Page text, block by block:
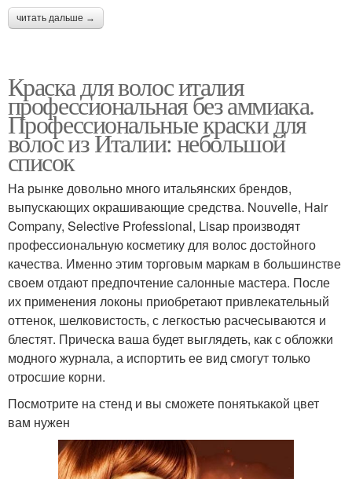
читать дальше →
Краска для волос италия
профессиональная без аммиака.
Профессиональные краски для
волос из Италии: небольшой
список
На рынке довольно много итальянских брендов,
выпускающих окрашивающие средства. Nouvelle, Hair
Company, Selective Professional, Lisap производят
профессиональную косметику для волос достойного
качества. Именно этим торговым маркам в большинстве
своем отдают предпочтение салонные мастера. После
их применения локоны приобретают привлекательный
оттенок, шелковистость, с легкостью расчесываются и
блестят. Прическа ваша будет выглядеть, как с обложки
модного журнала, а испортить ее вид смогут только
отросшие корни.
Посмотрите на стенд и вы сможете понятькакой цвет
вам нужен